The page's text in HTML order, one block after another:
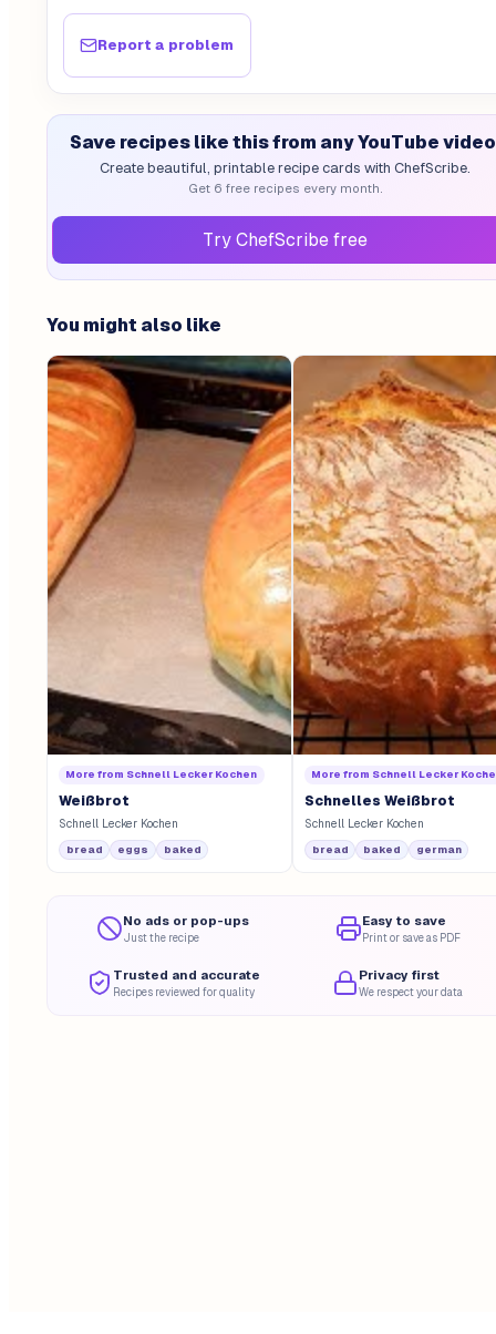
Report a problem
Save recipes like this from any YouTube video
Create beautiful, printable recipe cards with ChefScribe.
Get 6 free recipes every month.
Try ChefScribe free
You might also like
More from Schnell Lecker Kochen
Weißbrot
Schnell Lecker Kochen
bread eggs baked
More from Schnell Lecker
Schnelles Weißbrot
Schnell Lecker Kochen
bread baked german
No ads or pop-ups
Just the recipe
Easy to save
Print or save as PDF
Trusted and accurate
Recipes reviewed for quality
Privacy first
We respect your data